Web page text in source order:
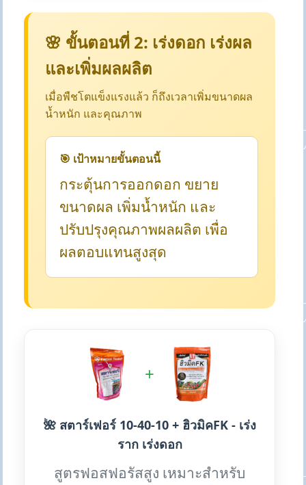
🌸 ขั้นตอนที่ 2: เร่งดอก เร่งผล
และเพิ่มผลผลิต
เมื่อพืชโตแข็งแรงแล้ว ก็ถึงเวลาเพิ่มขนาดผล
น้ำหนัก และคุณภาพ
🎯 เป้าหมายขั้นตอนนี้
กระตุ้นการออกดอก ขยาย
ขนาดผล เพิ่มน้ำหนัก และ
ปรับปรุงคุณภาพผลผลิต เพื่อ
ผลตอบแทนสูงสุด
+
🌺 สตาร์เฟอร์ 10-40-10 + ฮิวมิคFK - เร่ง
ราก เร่งดอก
สูตรฟอสฟอรัสสูง เหมาะสำหรับ